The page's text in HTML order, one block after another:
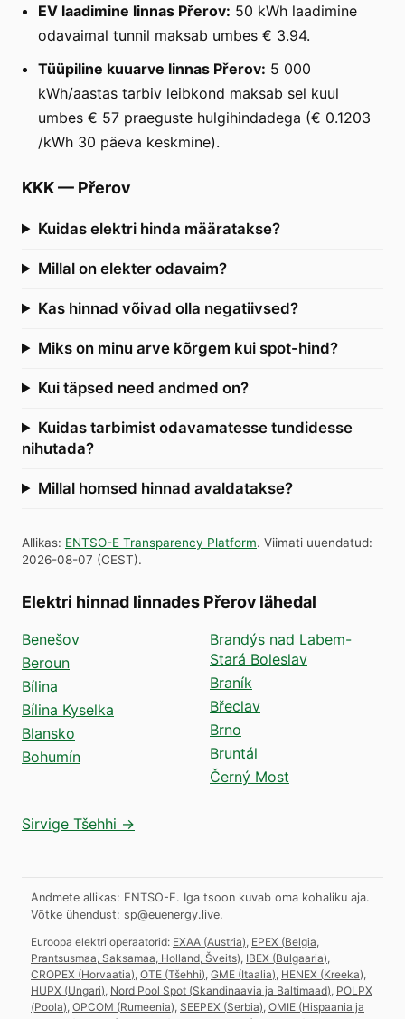
EV laadimine linnas Přerov: 50 kWh laadimine
odavaimal tunnil maksab umbes € 3.94.
Tüüpiline kuuarve linnas Přerov: 5 000
kWh/aastas tarbiv leibkond maksab sel kuul
umbes € 57 praeguste hulgihindadega (€ 0.1203
/kWh 30 päeva keskmine).
KKK— Přerov
Kuidas elektri hinda määratakse?
Millal on elekter odavaim?
Kas hinnad võivad olla negatiivsed?
Miks on minu arve kõrgem kui spot-hind?
Kui täpsed need andmed on?
Kuidas tarbimist odavamatesse tundidesse
nihutada?
Millal homsed hinnad avaldatakse?
Allikas: ENTSO-E Transparency Platform. Viimati uuendatud:
2026-08-07 (CEST).
Elektri hinnad linnades Přerov lähedal
Benešov
Beroun
Bílina
Bílina Kyselka
Blansko
Bohumín
Brandýs nad Labem-
Stará Boleslav
Braník
Břeclav
Brno
Bruntál
Černý Most
Sirvige Tšehhi →
Andmete allikas: ENTSO-E. Iga tsoon kuvab oma kohaliku aja.
Võtke ühendust: sp@euenergy.live.
Euroopa elektri operaatorid: EXAA (Austria) EPEX (Belgia,
Prantsusmaa, Saksamaa, Holland, Šveits) IBEX (Bulgaaria)
CROPEX (Horvaatia) OTE (Tšehhi) GME (Itaalia) HENEX (Kreeka)
HUPX (Ungari) Nord Pool Spot (Skandinaavia ja Baltimaad) POLPX
(Poola) OPCOM (Rumeenia) SEEPEX (Serbia) OMIE (Hispaania ja